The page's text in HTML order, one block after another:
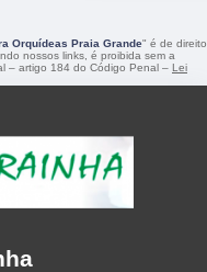
Orquídeas Praia Grande" é de direito
nossos links, é proibida sem a
– artigo 184 do Código Penal – Lei